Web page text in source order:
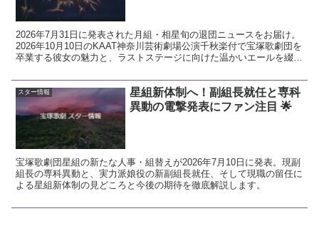
2026年7月31日に発表された月組・相星旬の退団ニュースをお届け。
2026年10月10日のKAAT神奈川芸術劇場公演千秋楽付で宝塚歌劇団を
卒業する彼女の魅力と、ラストステージに向けた温かいエールを綴り
スター情報
星組新体制へ！副組長就任と専科
異動の電撃発表にファン注目 🌟
宝塚歌劇団星組の新たな人事・組替えが2026年7月10日に発表。現副
組長の専科異動と、実力派娘役の新副組長就任、そして現職の留任に
よる星組新体制の見どころと今後の期待を徹底解説します。